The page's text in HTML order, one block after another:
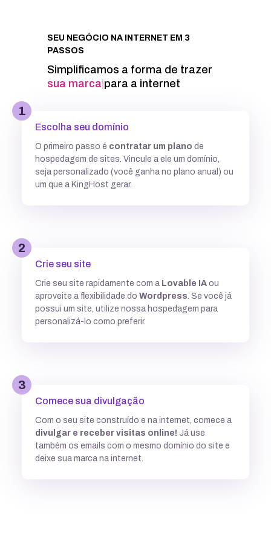
Informações técnicas
Banco de dados MySQL ilimitados
7,7GB 12,5 GB
Múltiplas versões do PHP
Múltiplas versões do ASP
Integração com ferramentas Git
Subdomínios ilimitados
SEU NEGÓCIO NA INTERNET EM 3
PASSOS
Simplificamos a forma de trazer
su|para a internet
1
Escolha seu domínio
O primeiro passo é contratar um plano de
hospedagem de sites. Vincule a ele um domínio,
seja personalizado (você ganha no plano anual) ou
um que a KingHost gerar.
2
Crie seu site
Crie seu site rapidamente com a Lovable IA ou
aproveite a flexibilidade do Wordpress . Se você já
possui um site, utilize nossa hospedagem para
personalizá-lo como preferir.
3
Comece sua divulgação
Com o seu site construído e na internet, comece a
divulgar e receber visitas online! Já use
também os emails com o mesmo domínio do site e
deixe sua marca na internet.